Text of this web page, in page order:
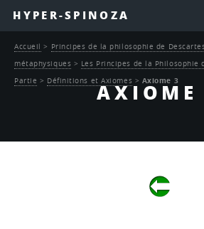
HYPER-SPINOZA
AXIOME
Accueil > Principes de la philosophie de
métaphysiques > Les Principes de la Philosophie
Partie > Définitions et Axiomes > Axiome 3